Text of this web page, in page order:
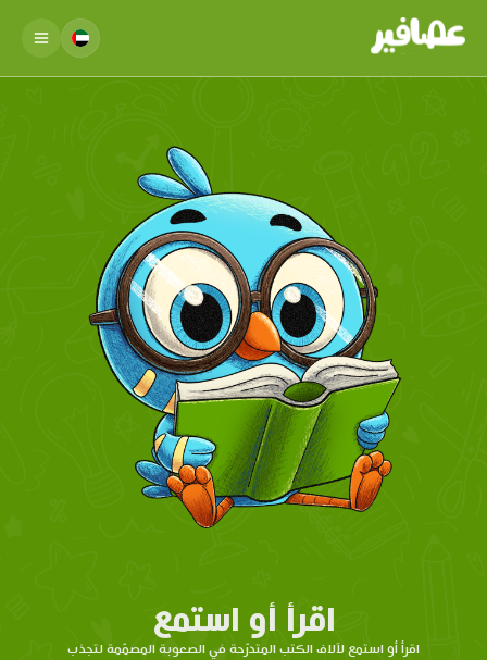
اقرأ أو استمع
اقرأ أو استمع لآلاف الكتب المتدرّحة في الصعوبة المصمّمة لتجذب